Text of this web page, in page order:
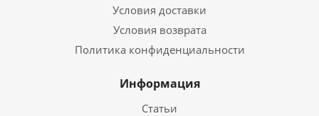
Условия доставки
Условия возврата
Политика конфиденциальности
Информация
Статьи